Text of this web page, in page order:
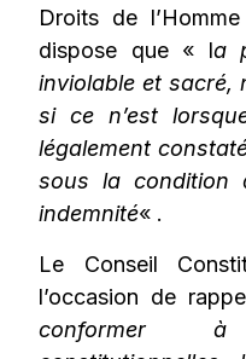
Droits de
dispose que « la
inviolable et sacré,
si ce n’est
légalement
sous la condition
indemnité« .
Le Conseil
l’occasion de
conformer